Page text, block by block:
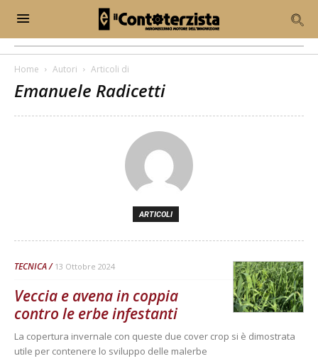
Home Autori Articoli di
Emanuele Radicetti
ARTICOLI
TECNICA 13 Ottobre 2024
Veccia e avena in coppia
contro le erbe infestanti
La copertura invernale con queste due cover crop si è dimostrata
utile per contenere lo sviluppo delle malerbe